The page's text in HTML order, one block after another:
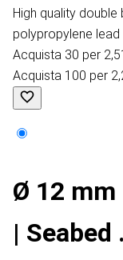
High quality double
polypropylene lead
Acquista 30 per
Acquista 100 per
Ø 12 mm
| Seabed .